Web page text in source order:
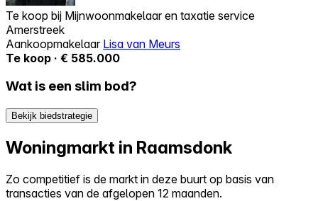
Te koop bij Mijnwoonmakelaar en taxatie service
Amerstreek
Aankoopmakelaar Lisa van Meurs
Te koop · € 585.000
Wat is een slim bod?
Bekijk biedstrategie
Woningmarkt in Raamsdonk
Zo competitief is de markt in deze buurt op basis van
transacties van de afgelopen 12 maanden.